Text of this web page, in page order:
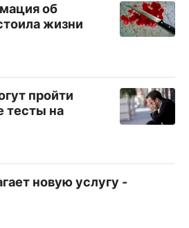
об
жизни
пройти
тесты на
новую услугу -